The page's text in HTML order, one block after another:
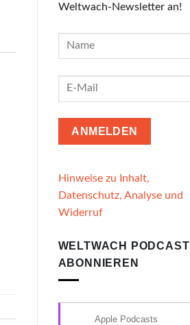
Weltwach-Newsletter an!
Hinweise zu Inhalt,
Datenschutz, Analyse und
Widerruf
WELTWACH PODCAST
ABONNIEREN
Apple Podcasts